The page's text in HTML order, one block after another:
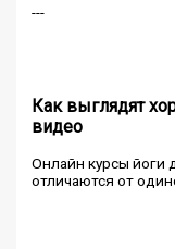
---
Как выглядят
видео
Онлайн курсы
отличаются от